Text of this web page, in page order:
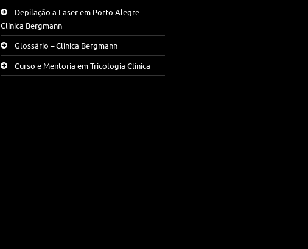
Depilação a Laser em Porto Alegre –
Clínica Bergmann
Glossário – Clínica Bergmann
Curso e Mentoria em Tricologia Clínica